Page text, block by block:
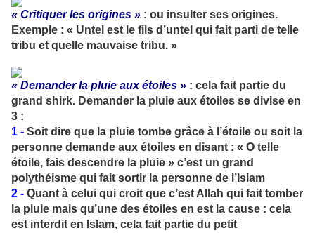
« Critiquer les origines » : ou insulter ses origines.
Exemple : « Untel est le fils d’untel qui fait parti de telle
tribu et quelle mauvaise tribu. »
« Demander la pluie aux étoiles » : cela fait partie du
grand shirk. Demander la pluie aux étoiles se divise en
3 :
1 - Soit dire que la pluie tombe grâce à l’étoile ou soit la
personne demande aux étoiles en disant : « O telle
étoile, fais descendre la pluie » c’est un grand
polythéisme qui fait sortir la personne de l’Islam
2 - Quant à celui qui croit que c’est Allah qui fait tomber
la pluie mais qu’une des étoiles en est la cause : cela
est interdit en Islam, cela fait partie du petit